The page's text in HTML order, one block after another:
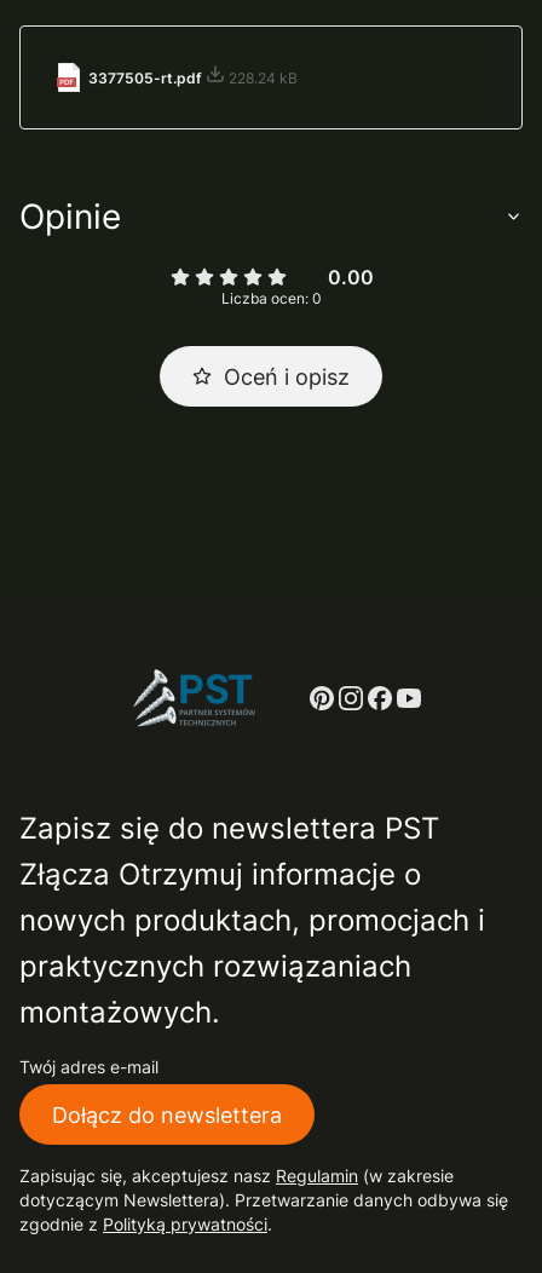
3377505-rt.pdf 228.24 kB
Opinie
0.00
Liczba ocen: 0
Oceń i opisz
Zapisz się do newslettera PST
Złącza Otrzymuj informacje o
nowych produktach, promocjach i
praktycznych rozwiązaniach
montażowych.
Twój adres e-mail
Dołącz do newslettera
Zapisując się, akceptujesz nasz Regulamin (w zakresie
dotyczącym Newslettera). Przetwarzanie danych odbywa się
zgodnie z Polityką prywatności.